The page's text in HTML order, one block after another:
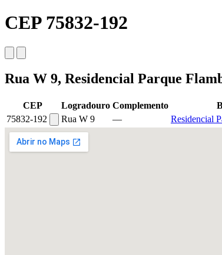
CEP 75832-192
Rua W 9, Residencial Parque
CEP Logradouro Complemento
75832-192
Rua W 9 — Residencial